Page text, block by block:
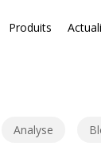
Produits
Analyse